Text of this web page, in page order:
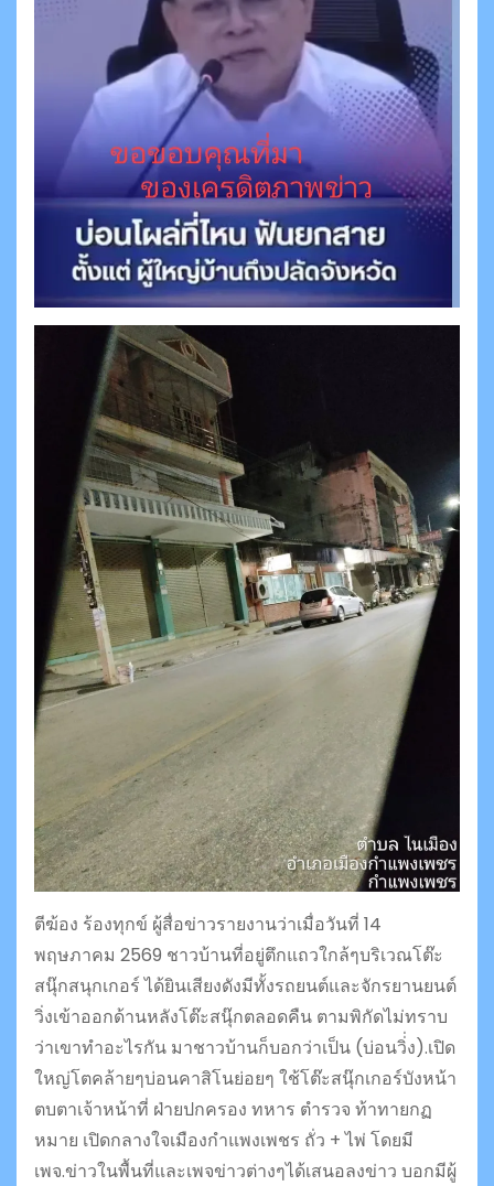
ตีฆ้อง ร้องทุกข์ ผู้สื่อข่าวรายงานว่าเมื่อวันที่ 14
พฤษภาคม 2569 ชาวบ้านที่อยู่ตึกแถวใกล้ๆบริเวณโต๊ะ
สนุ๊กสนุกเกอร์ ได้ยินเสียงดังมีทั้งรถยนต์และจักรยานยนต์
วิ่งเข้าออกด้านหลังโต๊ะสนุ๊กตลอดคืน ตามพิกัดไม่ทราบ
ว่าเขาทำอะไรกัน มาชาวบ้านก็บอกว่าเป็น (บ่อนวิ่่ง).เปิด
ใหญ่โตคล้ายๆบ่อนคาสิโนย่อยๆ ใช้โต๊ะสนุ๊กเกอร์บังหน้า
ตบตาเจ้าหน้าที่ ฝ่ายปกครอง ทหาร ตำรวจ ท้าทายกฏ
หมาย เปิดกลางใจเมืองกำแพงเพชร ถั่ว + ไพ่ โดยมี
เพจ.ข่าวในพื้นที่และเพจข่าวต่างๆได้เสนอลงข่าว บอกมีผู้